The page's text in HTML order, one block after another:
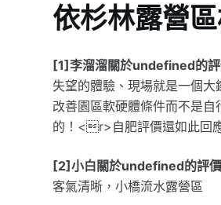
依杉林露營
[1]李溜溜關於undefined的評
失望的體驗、現場就是一個
改善園區軟硬體條件而不是
的！<r>自肥評價還如此回
[2]小白關於undefined的評價
客氣清晰，小橋流水露營區